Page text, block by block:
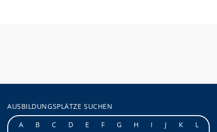
AUSBILDUNGSPLÄTZE SUCHEN
A
B C D E F G H I J K
L